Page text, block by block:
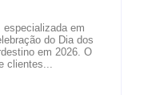
especializada em
do Dia dos
em 2026. O
clientes...